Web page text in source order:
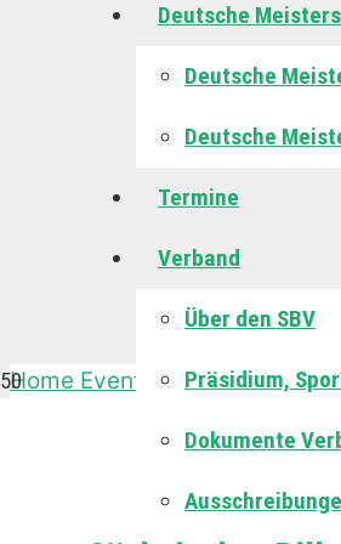
Deutsche
Deutsche
Deutsche
Termine
Verband
Über den SBV
Präsidium,
Dokumente
Home Events Pool Oberliga/